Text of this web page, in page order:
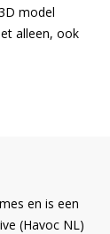
model
alleen, ook
en is een
(Havoc NL)